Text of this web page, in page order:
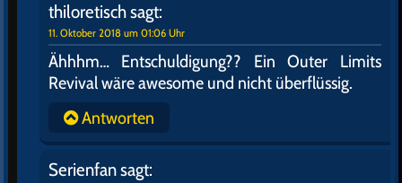
thiloretischsagt:
11. Oktober 2018 um 01:06 Uhr
Ähhhm… Entschuldigung?? Ein Outer Limits
Revival wäre awesome und nicht überflüssig.
Antworten
Serienfansagt: